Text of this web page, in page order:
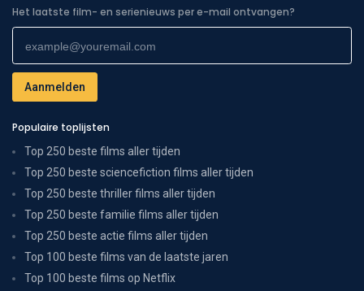
Het laatste film- en serienieuws per e-mail ontvangen?
Populaire toplijsten
Top 250 beste films aller tijden
Top 250 beste sciencefiction films aller tijden
Top 250 beste thriller films aller tijden
Top 250 beste familie films aller tijden
Top 250 beste actie films aller tijden
Top 100 beste films van de laatste jaren
Top 100 beste films op Netflix